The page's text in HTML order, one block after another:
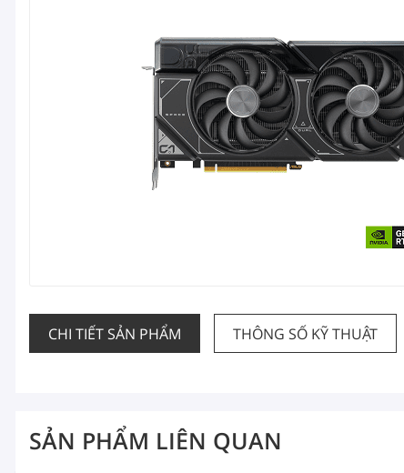
CHI TIẾT SẢN PHẨM THÔNG SỐ KỸ THUẬT
SẢN PHẨM LIÊN QUAN